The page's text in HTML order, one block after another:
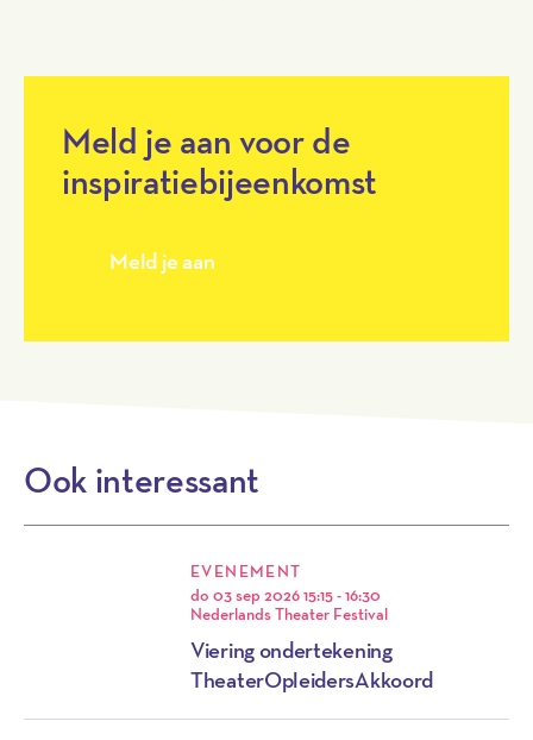
Meld je aan voor de
inspiratiebijeenkomst
Meld je aan
Ook interessant
EVENEMENT
do 03 sep 202615:15 - 16:30
Nederlands Theater Festival
Viering ondertekening
TheaterOpleidersAkkoord